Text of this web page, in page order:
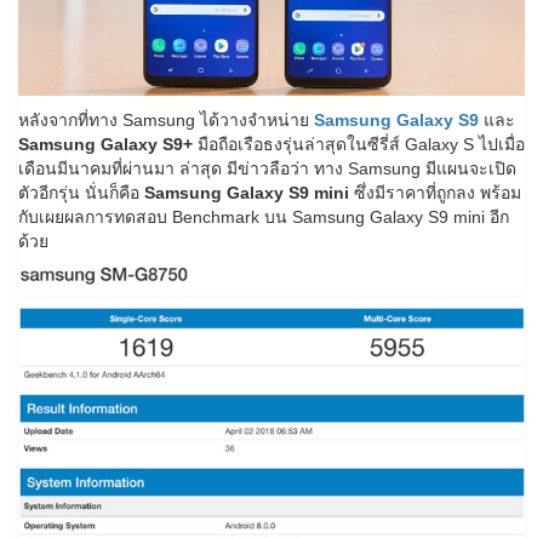
หลังจากที่ทาง Samsung ได้วางจำหน่าย Samsung Galaxy S9 และ
Samsung Galaxy S9+ มือถือเรือธงรุ่นล่าสุดในซีรี่ส์ Galaxy S ไปเมื่อ
เดือนมีนาคมที่ผ่านมา ล่าสุด มีข่าวลือว่า ทาง Samsung มีแผนจะเปิด
ตัวอีกรุ่น นั่นก็คือ Samsung Galaxy S9 mini ซึ่งมีราคาที่ถูกลง พร้อม
กับเผยผลการทดสอบ Benchmark บน Samsung Galaxy S9 mini อีก
ด้วย